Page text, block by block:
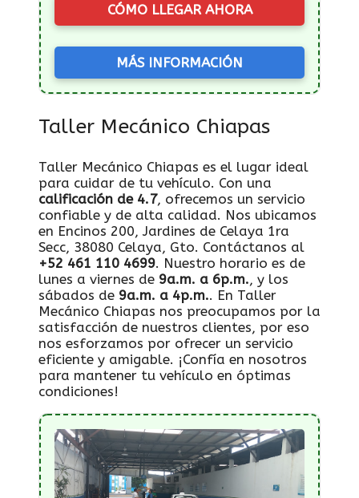
CÓMO LLEGAR AHORA
MÁS INFORMACIÓN
Taller Mecánico Chiapas
Taller Mecánico Chiapas es el lugar ideal
para cuidar de tu vehículo. Con una
calificación de 4.7, ofrecemos un servicio
confiable y de alta calidad. Nos ubicamos
en Encinos 200, Jardines de Celaya 1ra
Secc, 38080 Celaya, Gto. Contáctanos al
+52 461 110 4699. Nuestro horario es de
lunes a viernes de 9a.m. a 6p.m., y los
sábados de 9a.m. a 4p.m.. En Taller
Mecánico Chiapas nos preocupamos por la
satisfacción de nuestros clientes, por eso
nos esforzamos por ofrecer un servicio
eficiente y amigable. ¡Confía en nosotros
para mantener tu vehículo en óptimas
condiciones!